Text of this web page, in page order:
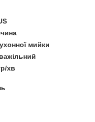
мийки
хв